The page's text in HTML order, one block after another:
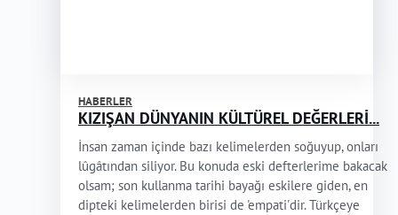
HABERLER
KIZIŞAN DÜNYANIN KÜLTÜREL DEĞERLERİ...
İnsan zaman içinde bazı kelimelerden soğuyup, onları
lûgâtından siliyor. Bu konuda eski defterlerime bakacak
olsam; son kullanma tarihi bayağı eskilere giden, en
dipteki kelimelerden birisi de 'empati'dir. Türkçeye